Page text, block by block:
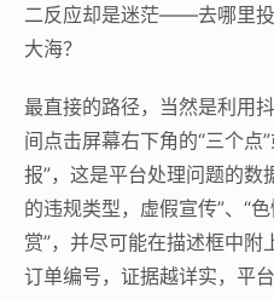
二反应却是迷茫——去哪里
大海？
最直接的路径，当然是利用
间点击屏幕右下角的“三个点
报”，这是平台处理问题的数
的违规类型，虚假宣传”、“
赏”，并尽可能在描述框中
订单编号，证据越详实，平